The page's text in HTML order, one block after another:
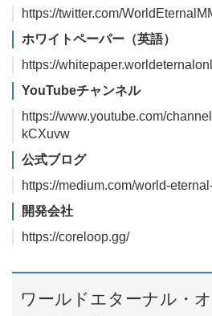
https://twitter.com/
ホワイトペーパー（英語）
https://
YouTubeチャンネル
https://www.youtube.com/
kCXuvw
公式ブログ
https://medium.com/world-
開発会社
https://coreloop.gg/
ワールドエターナル・